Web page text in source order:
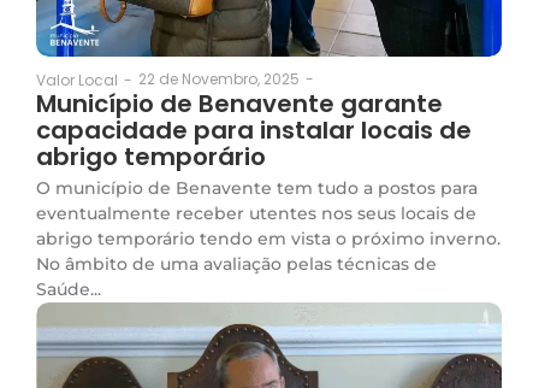
Valor Local - 22 de Novembro, 2025 -
Município de Benavente garante
capacidade para instalar locais de
abrigo temporário
O município de Benavente tem tudo a postos para
eventualmente receber utentes nos seus locais de
abrigo temporário tendo em vista o próximo inverno.
No âmbito de uma avaliação pelas técnicas de
Saúde...